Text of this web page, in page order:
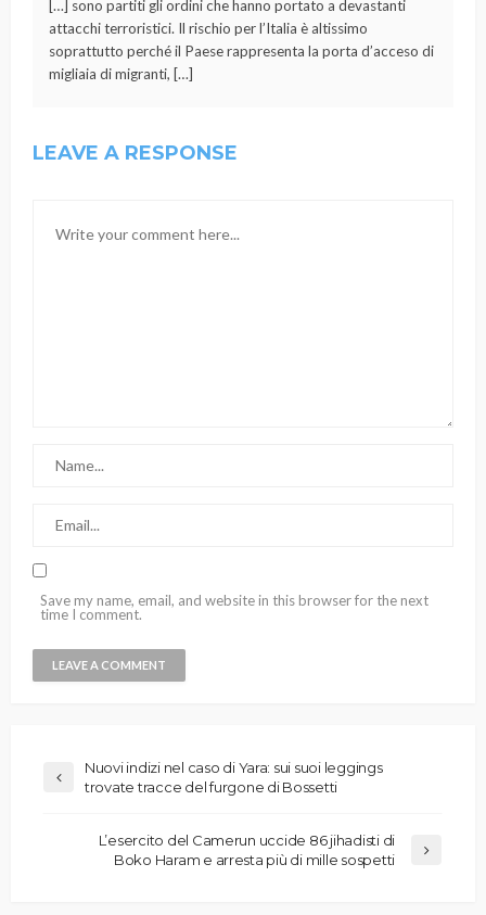
[…] sono partiti gli ordini che hanno portato a devastanti
attacchi terroristici. Il rischio per l’Italia è altissimo
soprattutto perché il Paese rappresenta la porta d’acceso di
migliaia di migranti, […]
LEAVE A RESPONSE
Save my name, email, and website in this browser for the next
time I comment.
Nuovi indizi nel caso di Yara: sui suoi leggings
trovate tracce del furgone di Bossetti
L’esercito del Camerun uccide 86 jihadisti di
Boko Haram e arresta più di mille sospetti